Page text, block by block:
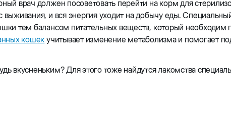
врач должен посоветовать перейти на корм для
выживания, и вся энергия уходит на добычу еды.
тем балансом питательных веществ, который необходим
кошекучитывает изменение метаболизма и помогает
вкусненьким? Для этого тоже найдутся лакомства